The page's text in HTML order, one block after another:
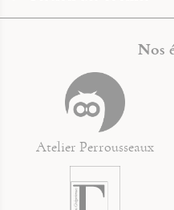
Nos
Atelier Perrousseaux